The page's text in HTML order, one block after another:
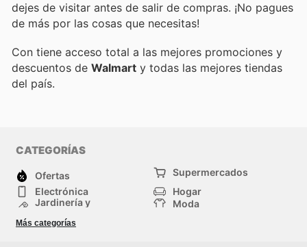
dejes de visitar antes de salir de compras. ¡No pagues
de más por las cosas que necesitas!
Con tiene acceso total a las mejores promociones y
descuentos de Walmart y todas las mejores tiendas
del país.
CATEGORÍAS
Ofertas
Supermercados
Electrónica
Hogar
Jardinería y
Moda
Tiendas
departamentales
Más categorías